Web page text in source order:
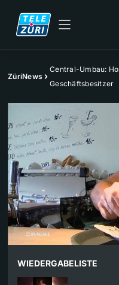
ZüriNews
Central-Umbau:
Geschäftsbesitzer
WIEDERGABELISTE